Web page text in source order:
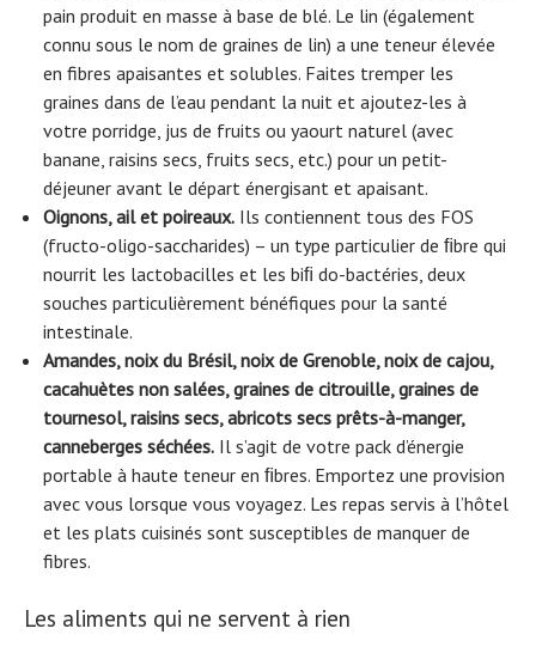
pain produit en masse à base de blé. Le lin (également
connu sous le nom de graines de lin) a une teneur élevée
en fibres apaisantes et solubles. Faites tremper les
graines dans de l’eau pendant la nuit et ajoutez-les à
votre porridge, jus de fruits ou yaourt naturel (avec
banane, raisins secs, fruits secs, etc.) pour un petit-
déjeuner avant le départ énergisant et apaisant.
Oignons, ail et poireaux. Ils contiennent tous des FOS
(fructo-oligo-saccharides) – un type particulier de ﬁbre qui
nourrit les lactobacilles et les biﬁ do-bactéries, deux
souches particulièrement bénéfiques pour la santé
intestinale.
Amandes, noix du Brésil, noix de Grenoble, noix de cajou,
cacahuètes non salées, graines de citrouille, graines de
tournesol, raisins secs, abricots secs prêts-à-manger,
canneberges séchées. Il s’agit de votre pack d’énergie
portable à haute teneur en ﬁbres. Emportez une provision
avec vous lorsque vous voyagez. Les repas servis à l’hôtel
et les plats cuisinés sont susceptibles de manquer de
fibres.
Les aliments qui ne servent à rien